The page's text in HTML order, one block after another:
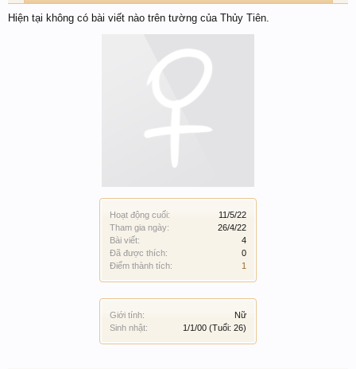
Hoạt động cuối:
11/5/22
Tham gia ngày:
26/4/22
Bài viết:
4
Đã được thích:
0
Điểm thành tích:
1
Giới tính:
Nữ
Sinh nhật:
1/1/00 (Tuổi: 26)
Hiện tại không có bài viết nào trên tường của Thủy Tiên.